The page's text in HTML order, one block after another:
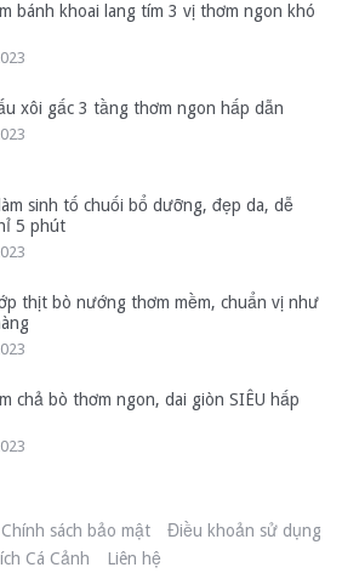
bánh khoai lang tím 3 vị thơm ngon khó
xôi gấc 3 tầng thơm ngon hấp dẫn
sinh tố chuối bổ dưỡng, đẹp da, dễ
5 phút
thịt bò nướng thơm mềm, chuẩn vị như
chả bò thơm ngon, dai giòn SIÊU hấp
Chính sách bảo mật
Điều khoản sử dụng
Cá Cảnh
Liên hệ